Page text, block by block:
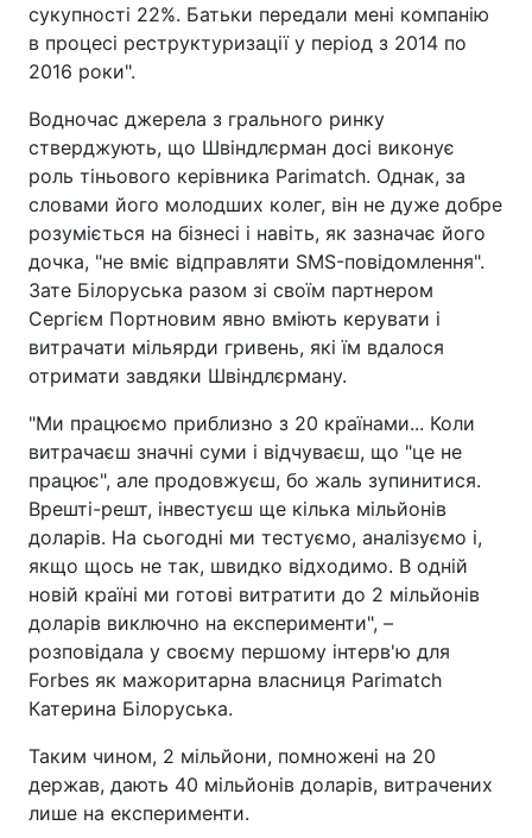
сукупності 22%. Батьки передали мені компанію
в процесі реструктуризації у період з 2014 по
2016 роки".
Водночас джерела з грального ринку
стверджують, що Швіндлєрман досі виконує
роль тіньового керівника Parimatch. Однак, за
словами його молодших колег, він не дуже добре
розуміється на бізнесі і навіть, як зазначає його
дочка, "не вміє відправляти SMS-повідомлення".
Зате Білоруська разом зі своїм партнером
Сергієм Портновим явно вміють керувати і
витрачати мільярди гривень, які їм вдалося
отримати завдяки Швіндлєрману.
"Ми працюємо приблизно з 20 країнами... Коли
витрачаєш значні суми і відчуваєш, що "це не
працює", але продовжуєш, бо жаль зупинитися.
Врешті-решт, інвестуєш ще кілька мільйонів
доларів. На сьогодні ми тестуємо, аналізуємо і,
якщо щось не так, швидко відходимо. В одній
новій країні ми готові витратити до 2 мільйонів
доларів виключно на експерименти", –
розповідала у своєму першому інтерв'ю для
Forbes як мажоритарна власниця Parimatch
Катерина Білоруська.
Таким чином, 2 мільйони, помножені на 20
держав, дають 40 мільйонів доларів, витрачених
лише на експерименти.